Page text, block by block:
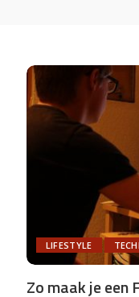
LIFESTYLE
Zo maak je een